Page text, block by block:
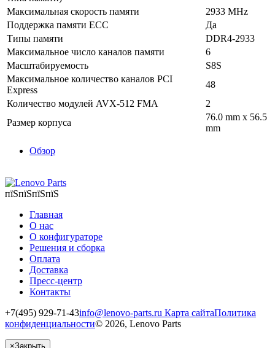
Максимальная скорость памяти
2933 MHz
Поддержка памяти ECC
Да
Типы памяти
DDR4-2933
Максимальное число каналов памяти
6
Масштабируемость
S8S
Максимальное количество каналов PCI
Express
48
Количество модулей AVX-512 FMA
2
Размер корпуса
76.0 mm x 56.5
mm
Обзор
пїЅпїЅпїЅпїЅ
Главная
О нас
О конфигураторе
Решения и сборка
Оплата
Доставка
Пресс-центр
Контакты
+7(495) 929-71-43info@lenovo-parts.ru Карта сайтаПолитика
конфиденциальности© 2026, Lenovo Parts
×Закрыть